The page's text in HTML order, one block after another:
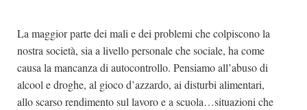
La maggior parte dei mali e dei problemi che colpiscono la
nostra società, sia a livello personale che sociale, ha come
causa la mancanza di autocontrollo. Pensiamo all’abuso di
alcool e droghe, al gioco d’azzardo, ai disturbi alimentari,
allo scarso rendimento sul lavoro e a scuola…situazioni che